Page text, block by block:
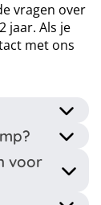
vragen over
jaar. Als je
met ons
attest van
wanneer je
attesten
voor
kan u
voor